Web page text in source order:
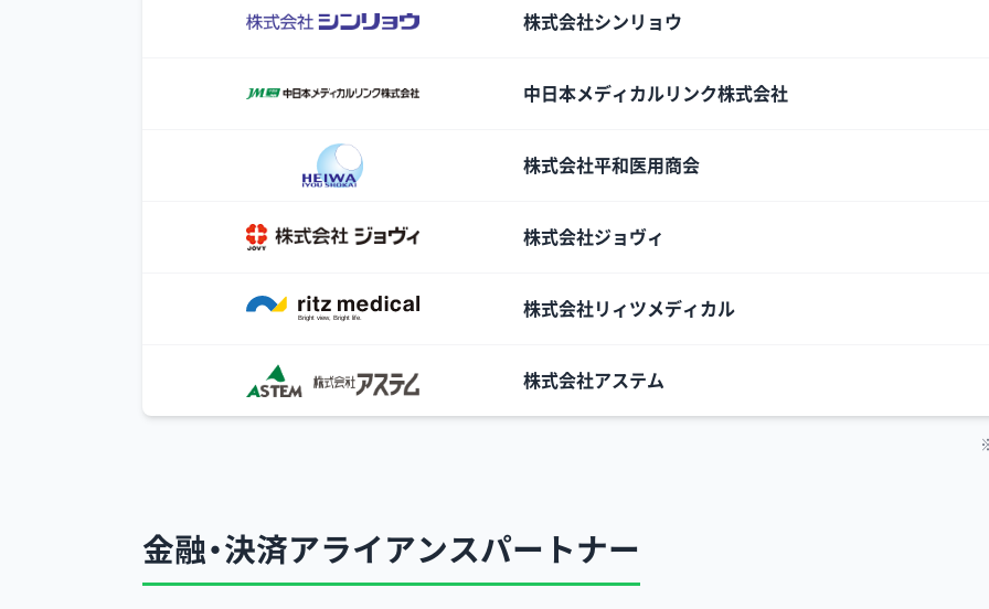
株式会社シンリョウ
中日本メディカルリンク株式会社
株式会社平和医用商会
株式会社ジョヴィ
株式会社リィツメディカル
株式会社アステム
金融・決済アライアンスパートナー